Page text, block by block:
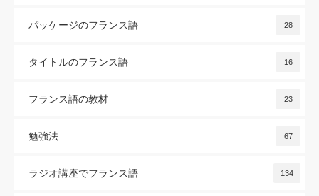
パッケージのフランス語 28
タイトルのフランス語 16
フランス語の教材 23
勉強法 67
ラジオ講座でフランス語 134